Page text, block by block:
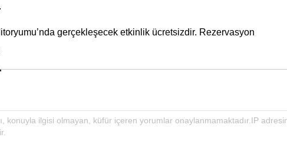
gerçekleşecek etkinlik ücretsizdir. Rezervasyon